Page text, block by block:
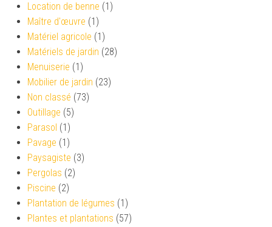
Location de benne (1)
Maître d'œuvre (1)
Matériel agricole (1)
Matériels de jardin (28)
Menuiserie (1)
Mobilier de jardin (23)
Non classé (73)
Outillage (5)
Parasol (1)
Pavage (1)
Paysagiste (3)
Pergolas (2)
Piscine (2)
Plantation de légumes (1)
Plantes et plantations (57)